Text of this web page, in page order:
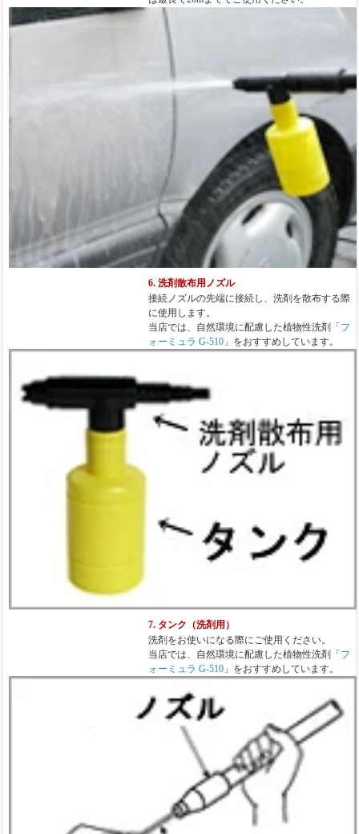
6. 洗剤散布用ノズル
接続ノズルの先端に接続し、洗剤を散布する際
に使用します。
当店では、自然環境に配慮した植物性洗剤「フ
ォーミュラ G-510」をおすすめしています。
7. タンク（洗剤用）
洗剤をお使いになる際にご使用ください。
当店では、自然環境に配慮した植物性洗剤「 フ
ォーミュラ G-510」をおすすめしています。